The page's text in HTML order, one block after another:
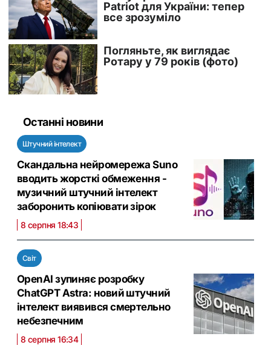
Останні новини
Штучний інтелект
Скандальна нейромережа Suno
вводить жорсткі обмеження -
музичний штучний інтелект
заборонить копіювати зірок
8 серпня 18:43
Світ
OpenAI зупиняє розробку
ChatGPT Astra: новий штучний
інтелект виявився смертельно
небезпечним
8 серпня 16:34